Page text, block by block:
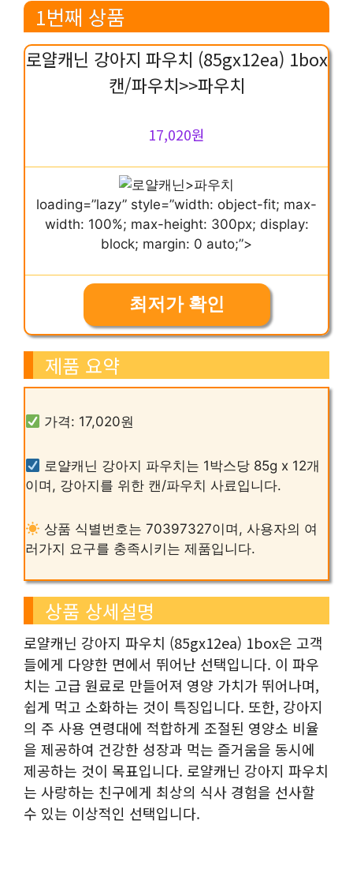
1번째 상품
로얄캐닌 강아지 파우치 (85gx12ea) 1box
캔/파우치>>파우치
17,020원
>파우치
loading=”lazy” style=”width: object-fit; max-
width: 100%; max-height: 300px; display:
block; margin: 0 auto;”>
최저가 확인
제품 요약
가격: 17,020원
로얄캐닌 강아지 파우치는 1박스당 85g x 12개
이며, 강아지를 위한 캔/파우치 사료입니다.
상품 식별번호는 70397327이며, 사용자의 여
러가지 요구를 충족시키는 제품입니다.
상품 상세설명
로얄캐닌 강아지 파우치 (85gx12ea) 1box은 고객
들에게 다양한 면에서 뛰어난 선택입니다. 이 파우
치는 고급 원료로 만들어져 영양 가치가 뛰어나며,
쉽게 먹고 소화하는 것이 특징입니다. 또한, 강아지
의 주 사용 연령대에 적합하게 조절된 영양소 비율
을 제공하여 건강한 성장과 먹는 즐거움을 동시에
제공하는 것이 목표입니다. 로얄캐닌 강아지 파우치
는 사랑하는 친구에게 최상의 식사 경험을 선사할
수 있는 이상적인 선택입니다.